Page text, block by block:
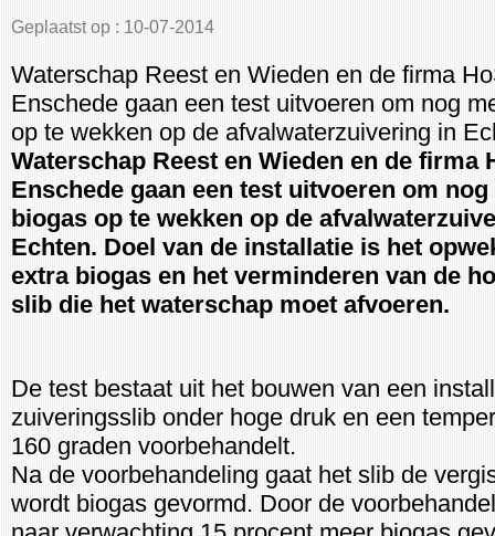
Geplaatst op : 10-07-2014
Waterschap Reest en Wieden en de firma
Enschede gaan een test uitvoeren om nog
op te wekken op de afvalwaterzuivering in
Waterschap Reest en Wieden en de firma
Enschede gaan een test uitvoeren om nog
biogas op te wekken op de
Echten. Doel van de installatie is het
extra biogas en het verminderen van de
slib die het waterschap moet afvoeren.
De test bestaat uit het bouwen van een
zuiveringsslib onder hoge druk en een
160 graden voorbehandelt.
Na de voorbehandeling gaat het slib de
wordt biogas gevormd. Door de